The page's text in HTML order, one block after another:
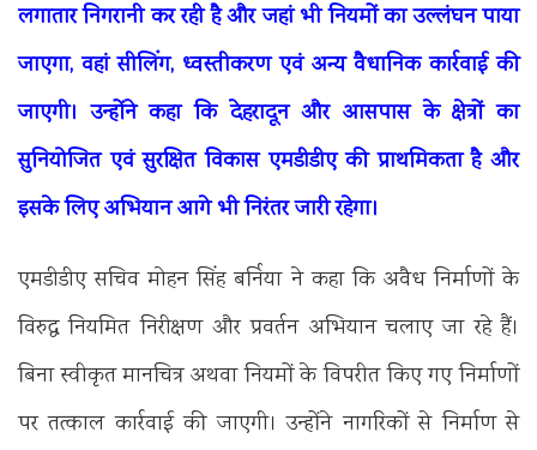
लगातार निगरानी कर रही है और जहां भी नियमों का उल्लंघन पाया
जाएगा, वहां सीलिंग, ध्वस्तीकरण एवं अन्य वैधानिक कार्रवाई की
जाएगी। उन्होंने कहा कि देहरादून और आसपास के क्षेत्रों का
सुनियोजित एवं सुरक्षित विकास एमडीडीए की प्राथमिकता है और
इसके लिए अभियान आगे भी निरंतर जारी रहेगा।
एमडीडीए सचिव मोहन सिंह बर्निया ने कहा कि अवैध निर्माणों के
विरुद्ध नियमित निरीक्षण और प्रवर्तन अभियान चलाए जा रहे हैं।
बिना स्वीकृत मानचित्र अथवा नियमों के विपरीत किए गए निर्माणों
पर तत्काल कार्रवाई की जाएगी। उन्होंने नागरिकों से निर्माण से